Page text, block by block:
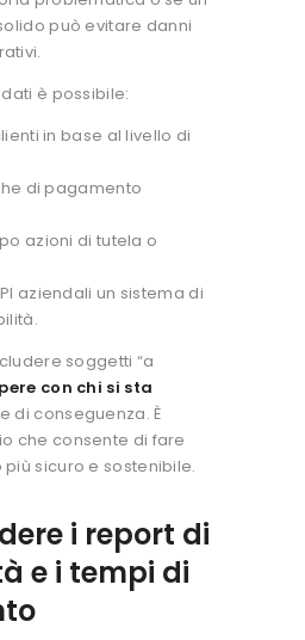
può evitare danni
è possibile:
in base al livello di
di pagamento
azioni di tutela o
aziendali un sistema di
soggetti “a
con chi si sta
di conseguenza. È
che consente di fare
sicuro e sostenibile.
i report di
e i tempi di